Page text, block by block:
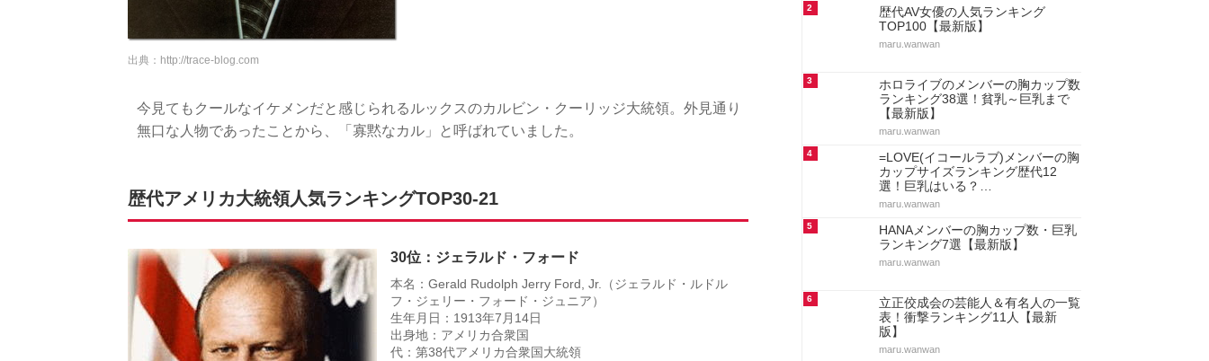
出典： http://trace-blog.com
今見てもクールなイケメンだと感じられるルックスのカルビン・クーリッジ大統領。外見通り
無口な人物であったことから、「寡黙なカル」と呼ばれていました。
歴代アメリカ大統領人気ランキングTOP30-21
30位：ジェラルド・フォード
本名：Gerald Rudolph Jerry Ford, Jr.（ジェラルド・ルドル
フ・ジェリー・フォード・ジュニア）
生年月日：1913年7月14日
出身地：アメリカ合衆国
代：第38代アメリカ合衆国大統領
2
歴代AV女優の人気ランキング
TOP100【最新版】
maru.wanwan
3
ホロライブのメンバーの胸カップ数
ランキング38選！貧乳～巨乳まで
【最新版】
maru.wanwan
4
=LOVE(イコールラブ)メンバーの胸
カップサイズランキング歴代12
選！巨乳はいる？…
maru.wanwan
5
HANAメンバーの胸カップ数・巨乳
ランキング7選【最新版】
maru.wanwan
6
立正佼成会の芸能人＆有名人の一覧
表！衝撃ランキング11人【最新
版】
maru.wanwan